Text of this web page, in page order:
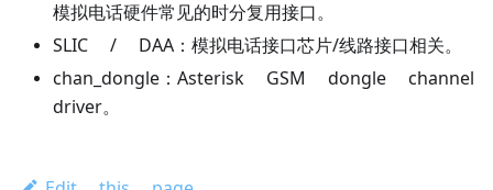
模拟电话硬件常见的时分复用接口。
SLIC / DAA：模拟电话接口芯片/线路接口相关。
chan_dongle：Asterisk GSM dongle channel
driver。